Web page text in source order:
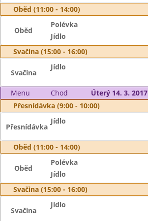
Oběd (11:00 - 14:00)
Oběd
Polévka
Jídlo
Svačina (15:00 - 16:00)
Svačina
Jídlo
Menu Chod
Úterý 14. 3. 2017
Přesnídávka (9:00 - 10:00)
Přesnídávka
Jídlo
Oběd (11:00 - 14:00)
Oběd
Polévka
Jídlo
Svačina (15:00 - 16:00)
Svačina
Jídlo